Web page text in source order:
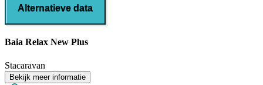
Alternatieve data
Baia Relax New Plus
Stacaravan
Bekijk meer informatie